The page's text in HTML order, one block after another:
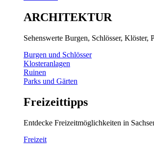
ARCHITEKTUR
Sehenswerte Burgen, Schlösser, Klöster,
Burgen und Schlösser
Klosteranlagen
Ruinen
Parks und Gärten
Freizeittipps
Entdecke Freizeitmöglichkeiten in
Freizeit